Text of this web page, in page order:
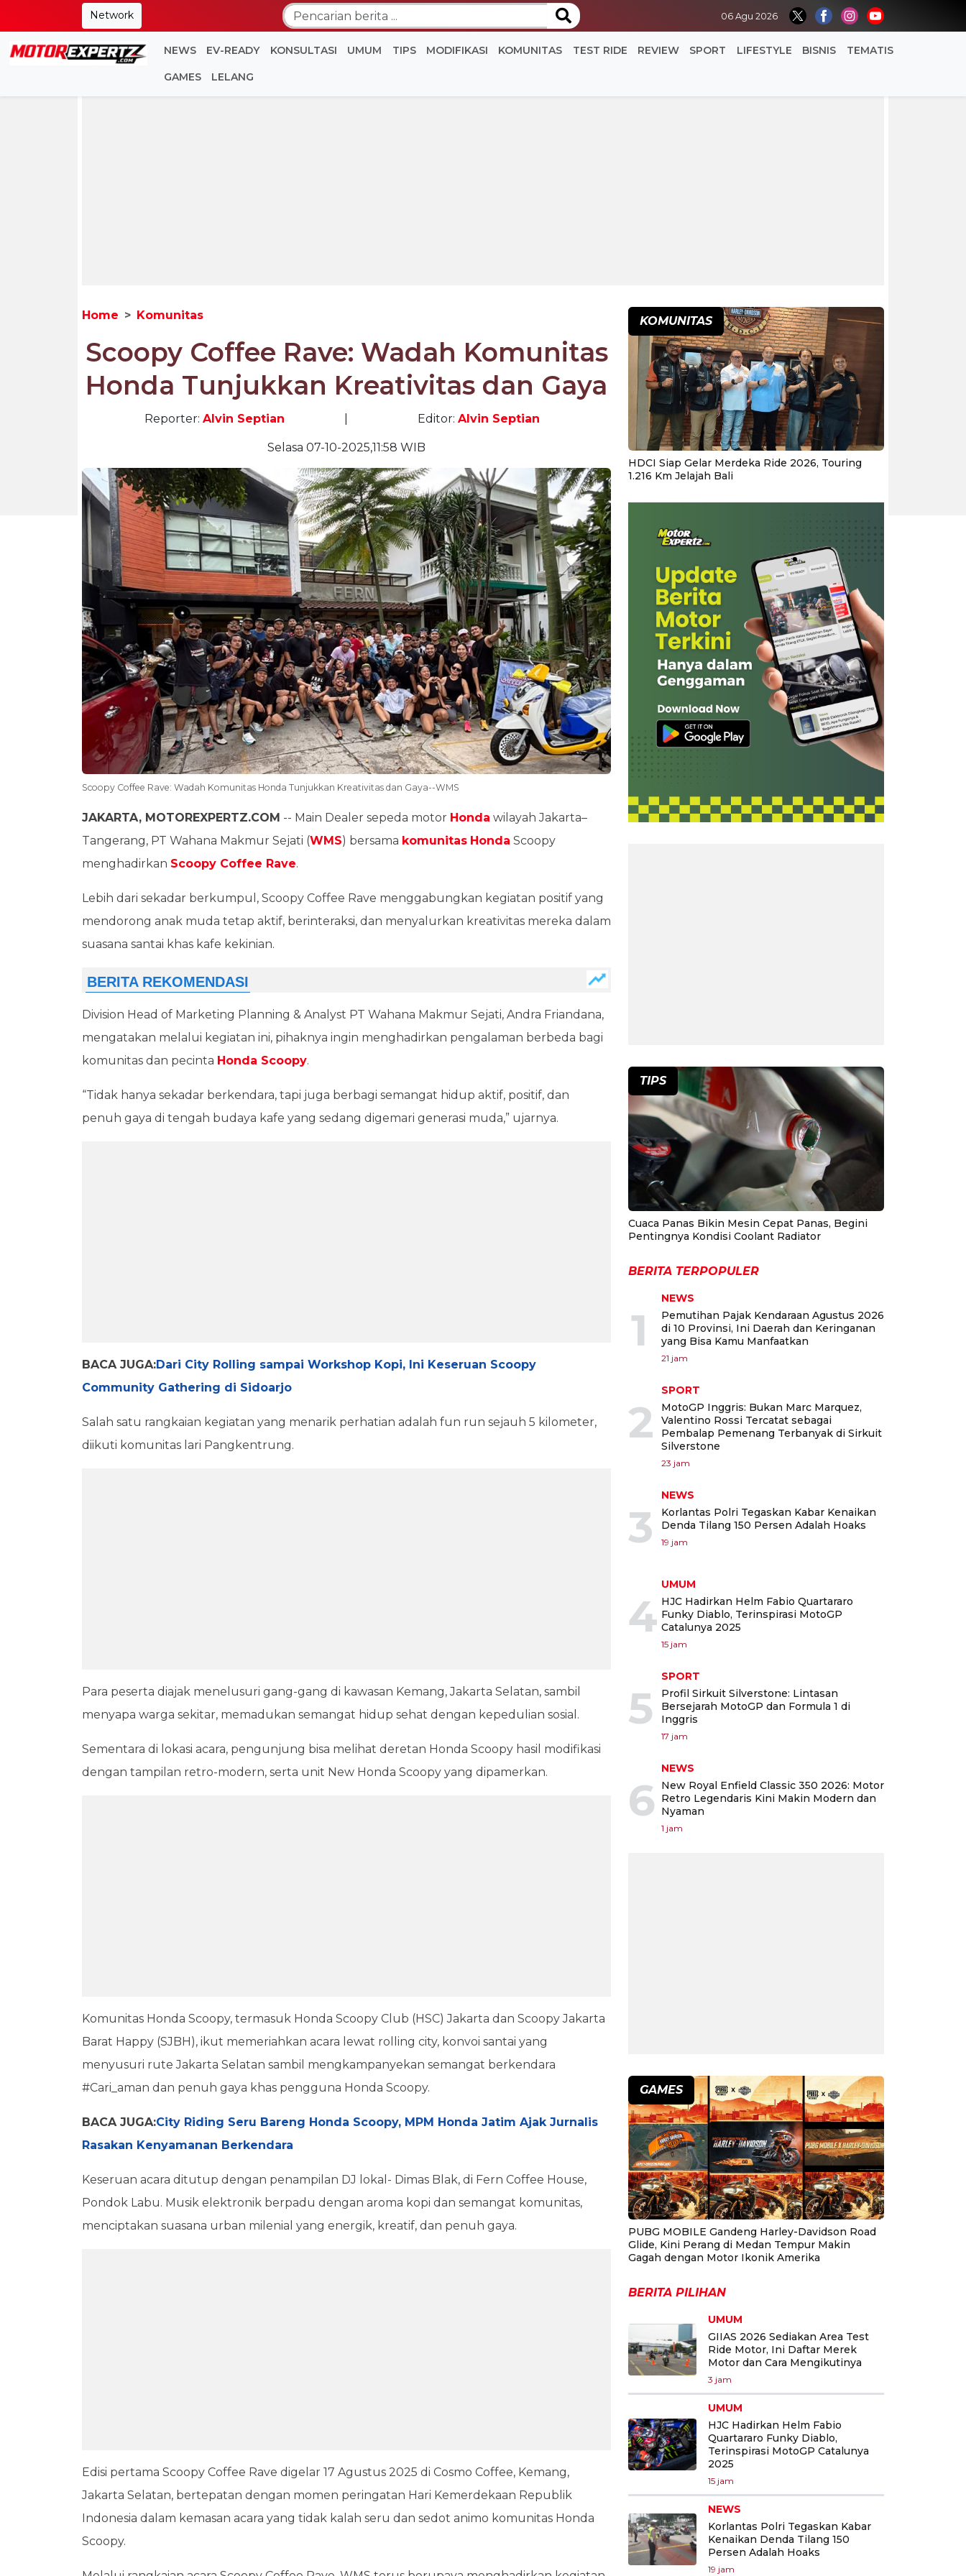
Network 06 Agu 2026
NEWS EV-READY KONSULTASI UMUM TIPS MODIFIKASI KOMUNITAS TEST RIDE REVIEW SPORT LIFESTYLE BISNIS TEMATIS
GAMES LELANG
Home Komunitas
Scoopy Coffee Rave: Wadah Komunitas
Honda Tunjukkan Kreativitas dan Gaya
Reporter: Alvin Septian Editor: Alvin Septian
Selasa 07-10-2025,11:58 WIB
Scoopy Coffee Rave: Wadah Komunitas Honda Tunjukkan Kreativitas dan Gaya--WMS
JAKARTA, MOTOREXPERTZ.COM -- Main Dealer sepeda motor Honda wilayah Jakarta–
Tangerang, PT Wahana Makmur Sejati (WMS) bersama komunitas Honda Scoopy
menghadirkan Scoopy Coffee Rave.
Lebih dari sekadar berkumpul, Scoopy Coffee Rave menggabungkan kegiatan positif yang
mendorong anak muda tetap aktif, berinteraksi, dan menyalurkan kreativitas mereka dalam
suasana santai khas kafe kekinian.
Division Head of Marketing Planning & Analyst PT Wahana Makmur Sejati, Andra Friandana,
mengatakan melalui kegiatan ini, pihaknya ingin menghadirkan pengalaman berbeda bagi
komunitas dan pecinta Honda Scoopy.
“Tidak hanya sekadar berkendara, tapi juga berbagi semangat hidup aktif, positif, dan
penuh gaya di tengah budaya kafe yang sedang digemari generasi muda,” ujarnya.
BACA JUGA:Dari City Rolling sampai Workshop Kopi, Ini Keseruan Scoopy
Community Gathering di Sidoarjo
Salah satu rangkaian kegiatan yang menarik perhatian adalah fun run sejauh 5 kilometer,
diikuti komunitas lari Pangkentrung.
Para peserta diajak menelusuri gang-gang di kawasan Kemang, Jakarta Selatan, sambil
menyapa warga sekitar, memadukan semangat hidup sehat dengan kepedulian sosial.
Sementara di lokasi acara, pengunjung bisa melihat deretan Honda Scoopy hasil modifikasi
dengan tampilan retro-modern, serta unit New Honda Scoopy yang dipamerkan.
Komunitas Honda Scoopy, termasuk Honda Scoopy Club (HSC) Jakarta dan Scoopy Jakarta
Barat Happy (SJBH), ikut memeriahkan acara lewat rolling city, konvoi santai yang
menyusuri rute Jakarta Selatan sambil mengkampanyekan semangat berkendara
#Cari_aman dan penuh gaya khas pengguna Honda Scoopy.
BACA JUGA:City Riding Seru Bareng Honda Scoopy, MPM Honda Jatim Ajak Jurnalis
Rasakan Kenyamanan Berkendara
Keseruan acara ditutup dengan penampilan DJ lokal- Dimas Blak, di Fern Coffee House,
Pondok Labu. Musik elektronik berpadu dengan aroma kopi dan semangat komunitas,
menciptakan suasana urban milenial yang energik, kreatif, dan penuh gaya.
Edisi pertama Scoopy Coffee Rave digelar 17 Agustus 2025 di Cosmo Coffee, Kemang,
Jakarta Selatan, bertepatan dengan momen peringatan Hari Kemerdekaan Republik
Indonesia dalam kemasan acara yang tidak kalah seru dan sedot animo komunitas Honda
Scoopy.
KOMUNITAS
HDCI Siap Gelar Merdeka Ride 2026, Touring
1.216 Km Jelajah Bali
TIPS
Cuaca Panas Bikin Mesin Cepat Panas, Begini
Pentingnya Kondisi Coolant Radiator
BERITA TERPOPULER
1
NEWS
Pemutihan Pajak Kendaraan Agustus 2026
di 10 Provinsi, Ini Daerah dan Keringanan
yang Bisa Kamu Manfaatkan
21 jam
2
SPORT
MotoGP Inggris: Bukan Marc Marquez,
Valentino Rossi Tercatat sebagai
Pembalap Pemenang Terbanyak di Sirkuit
Silverstone
23 jam
3
NEWS
Korlantas Polri Tegaskan Kabar Kenaikan
Denda Tilang 150 Persen Adalah Hoaks
19 jam
4
UMUM
HJC Hadirkan Helm Fabio Quartararo
Funky Diablo, Terinspirasi MotoGP
Catalunya 2025
15 jam
5
SPORT
Profil Sirkuit Silverstone: Lintasan
Bersejarah MotoGP dan Formula 1 di
Inggris
17 jam
6
NEWS
New Royal Enfield Classic 350 2026: Motor
Retro Legendaris Kini Makin Modern dan
Nyaman
1 jam
GAMES
PUBG MOBILE Gandeng Harley-Davidson Road
Glide, Kini Perang di Medan Tempur Makin
Gagah dengan Motor Ikonik Amerika
BERITA PILIHAN
UMUM
GIIAS 2026 Sediakan Area Test
Ride Motor, Ini Daftar Merek
Motor dan Cara Mengikutinya
3 jam
UMUM
HJC Hadirkan Helm Fabio
Quartararo Funky Diablo,
Terinspirasi MotoGP Catalunya
2025
15 jam
NEWS
Korlantas Polri Tegaskan Kabar
Kenaikan Denda Tilang 150
Persen Adalah Hoaks
19 jam